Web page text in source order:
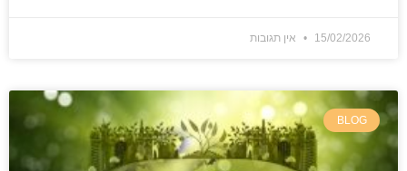
15/02/2026 אין תגובות
BLOG